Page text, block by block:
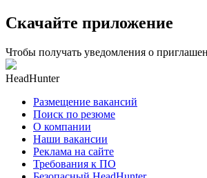
Скачайте приложение
Чтобы получать уведомления о
HeadHunter
Размещение вакансий
Поиск по резюме
О компании
Наши вакансии
Реклама на сайте
Требования к ПО